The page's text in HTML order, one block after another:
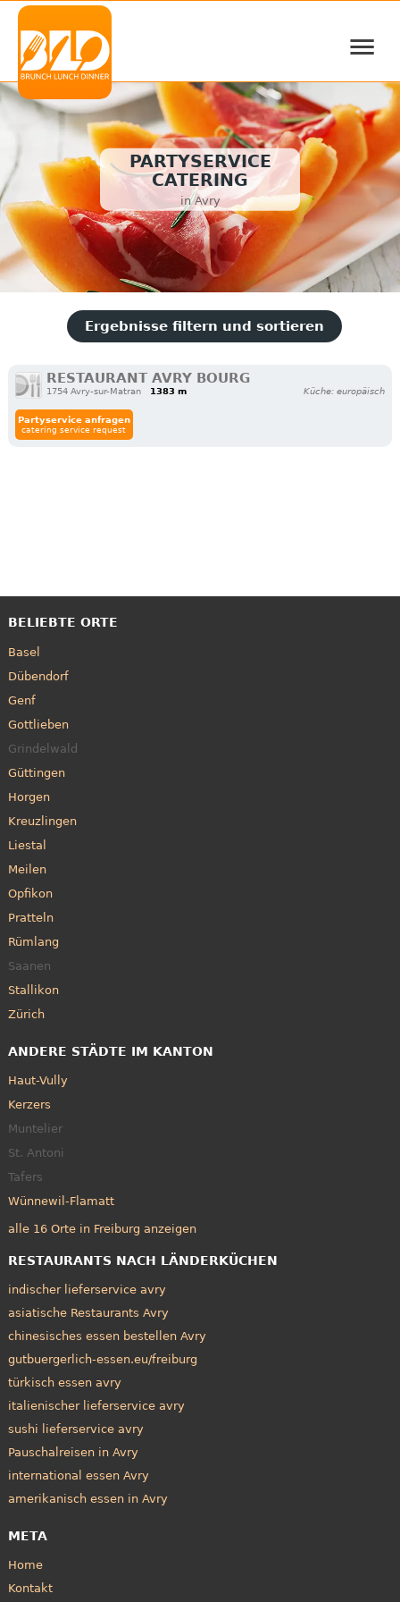
≡
PARTYSERVICE
CATERING
in Avry
Ergebnisse filtern und sortieren
RESTAURANT AVRY BOURG
1754 Avry-sur-Matran 1383 m Küche: europäisch
Partyservice anfragen
catering service request
BELIEBTE ORTE
Basel
Dübendorf
Genf
Gottlieben
Grindelwald
Güttingen
Horgen
Kreuzlingen
Liestal
Meilen
Opfikon
Pratteln
Rümlang
Saanen
Stallikon
Zürich
ANDERE STÄDTE IM KANTON
Haut-Vully
Kerzers
Muntelier
St. Antoni
Tafers
Wünnewil-Flamatt
alle 16 Orte in Freiburg anzeigen
RESTAURANTS NACH LÄNDERKÜCHEN
indischer lieferservice avry
asiatische Restaurants Avry
chinesisches essen bestellen Avry
gutbuergerlich-essen.eu/freiburg
türkisch essen avry
italienischer lieferservice avry
sushi lieferservice avry
Pauschalreisen in Avry
international essen Avry
amerikanisch essen in Avry
META
Home
Kontakt